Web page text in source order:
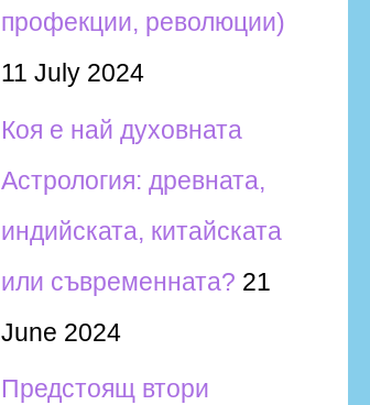
профекции, революции)
11 July 2024
Коя е най духовната
Астрология: древната,
индийската, китайската
или съвременната? 21
June 2024
Предстоящ втори